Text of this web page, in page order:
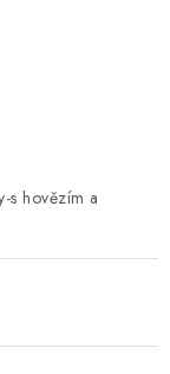
s hovězím a